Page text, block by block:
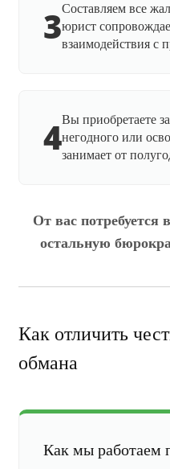
3Составляем все
юрист
взаимодействия с
4Вы приобретаете
негодного или
занимает от
От вас потребуется
остальную
Как отличить
обмана
Как мы работаем